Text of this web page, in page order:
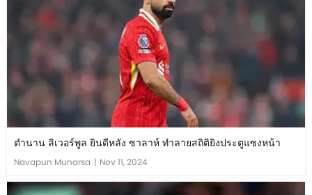
ตำนาน ลิเวอร์พูล ยินดีหลัง ซาลาห์ ทำลายสถิติยิงประตูแซงหน้า
Navapun Munarsa | Nov 11, 2024